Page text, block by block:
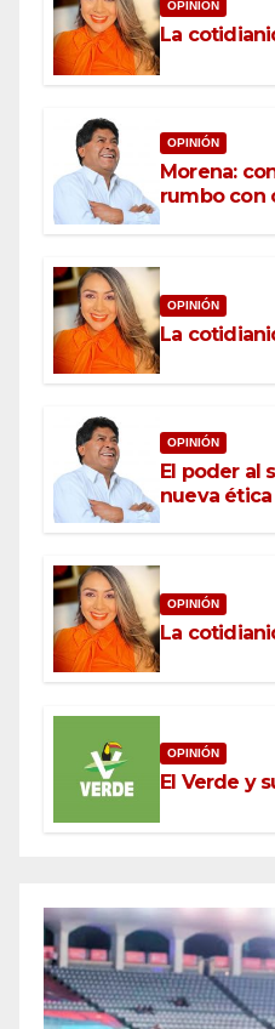
OPINIÓN
La
OPINIÓN
Morena:
rumbo con
OPINIÓN
La
OPINIÓN
El poder al
nueva
OPINIÓN
La
OPINIÓN
El Verde y